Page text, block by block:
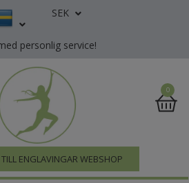
SEK
personlig service!
ENGLAVINGAR WEBSHOP
0